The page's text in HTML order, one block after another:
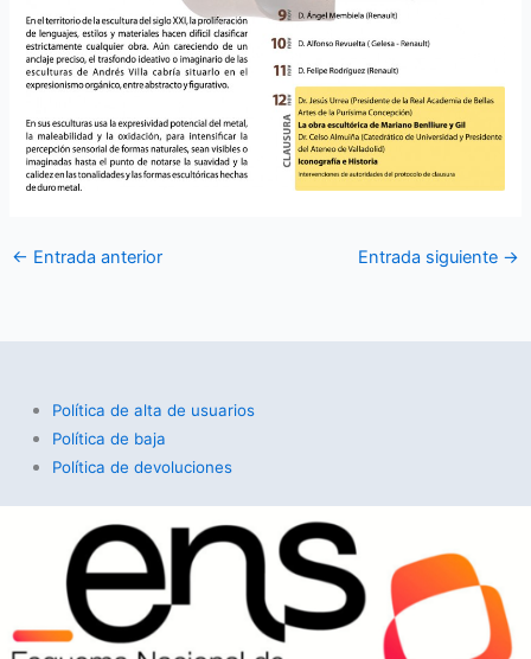
← Entrada anterior Entrada siguiente →
Política de alta de usuarios
Política de baja
Política de devoluciones